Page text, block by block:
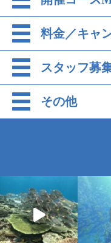
料金／キャ
スタッフ募
その他